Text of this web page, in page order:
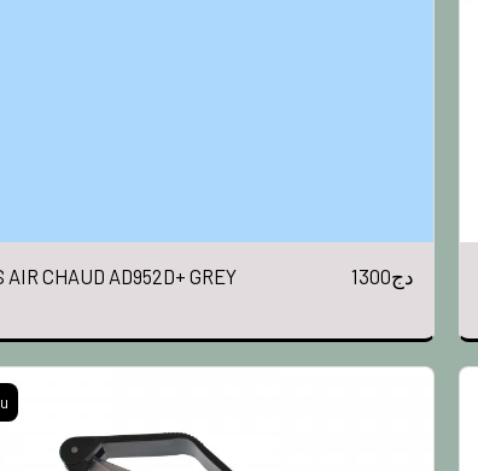
AIR CHAUD AD952D+ GREY 1300دج